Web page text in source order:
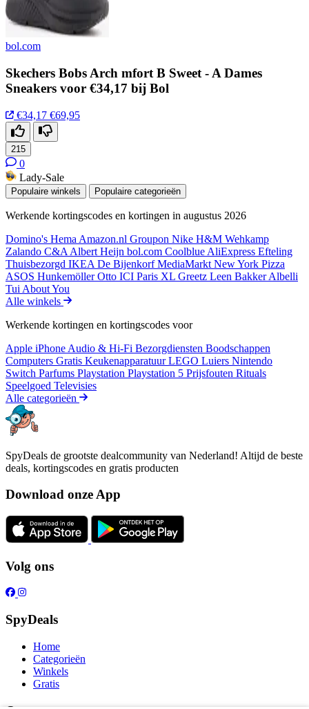
bol.com
Skechers Bobs Arch mfort B Sweet - A Dames
Sneakers voor €34,17 bij Bol
€34,17 €69,95
215
0
Lady-Sale
Populaire winkels Populaire categorieën
Werkende kortingscodes en kortingen in augustus 2026
Domino's Hema Amazon.nl Groupon Nike H&M Wehkamp
Zalando C&A Albert Heijn bol.com Coolblue AliExpress Efteling
Thuisbezorgd IKEA De BijenkorfMediaMarkt New York Pizza
ASOS HunkemöllerOtto ICI Paris XL Greetz Leen BakkerAlbelli
Tui About You
Alle winkels
Werkende kortingen en kortingscodes voor
Apple iPhone Audio & Hi-Fi Bezorgdiensten Boodschappen
Computers Gratis KeukenapparatuurLEGO Luiers Nintendo
Switch Parfums Playstation Playstation 5 Prijsfouten Rituals
Speelgoed Televisies
Alle categorieën
SpyDeals de grootste dealcommunity van Nederland! Altijd de beste
deals, kortingscodes en gratis producten
Download onze App
Volg ons
SpyDeals
Home
Categorieën
Winkels
Gratis